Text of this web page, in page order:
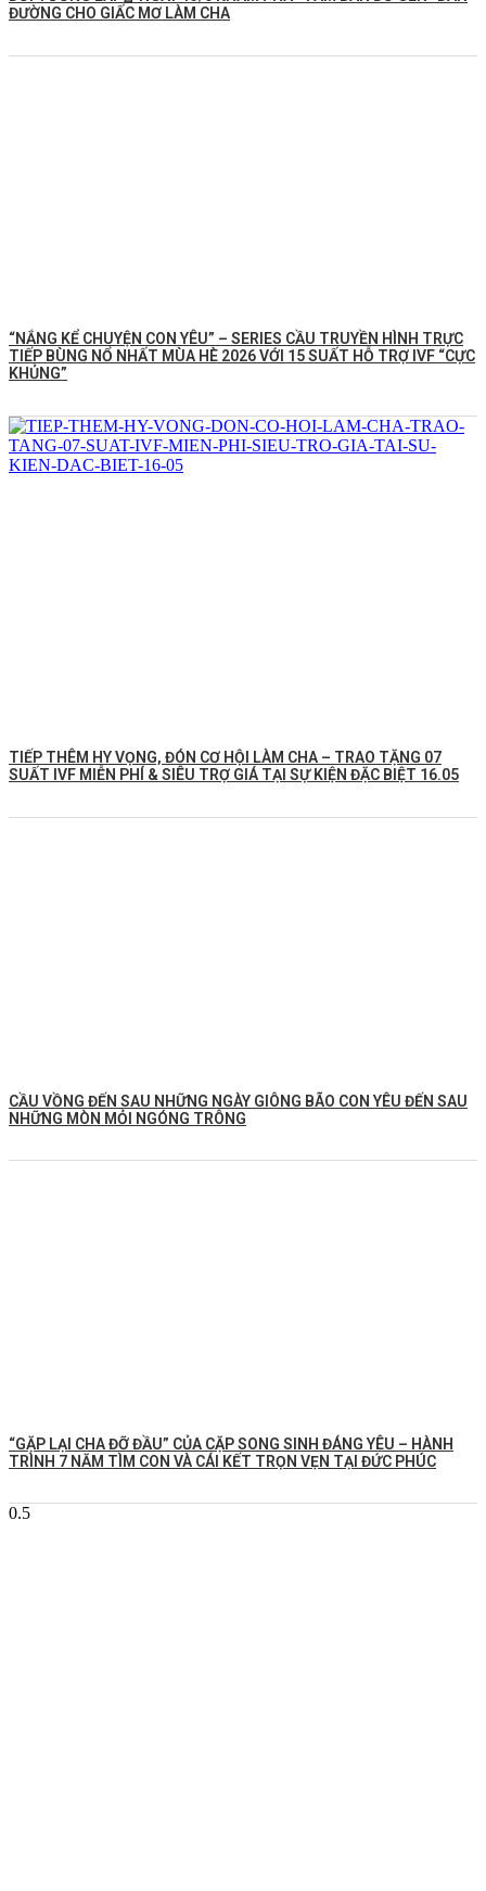
ĐƯỜNG CHO GIẤC MƠ LÀM CHA
“NẮNG KỂ CHUYỆN CON YÊU” – SERIES CẦU TRUYỀN HÌNH TRỰC
TIẾP BÙNG NỔ NHẤT MÙA HÈ 2026 VỚI 15 SUẤT HỖ TRỢ IVF “CỰC
KHỦNG”
TIẾP THÊM HY VỌNG, ĐÓN CƠ HỘI LÀM CHA – TRAO TẶNG 07
SUẤT IVF MIỄN PHÍ & SIÊU TRỢ GIÁ TẠI SỰ KIỆN ĐẶC BIỆT 16.05
CẦU VỒNG ĐẾN SAU NHỮNG NGÀY GIÔNG BÃO CON YÊU ĐẾN SAU
NHỮNG MÒN MỎI NGÓNG TRÔNG
️“GẶP LẠI CHA ĐỠ ĐẦU” CỦA CẶP SONG SINH ĐÁNG YÊU – HÀNH
TRÌNH 7 NĂM TÌM CON VÀ CÁI KẾT TRỌN VẸN TẠI ĐỨC PHÚC